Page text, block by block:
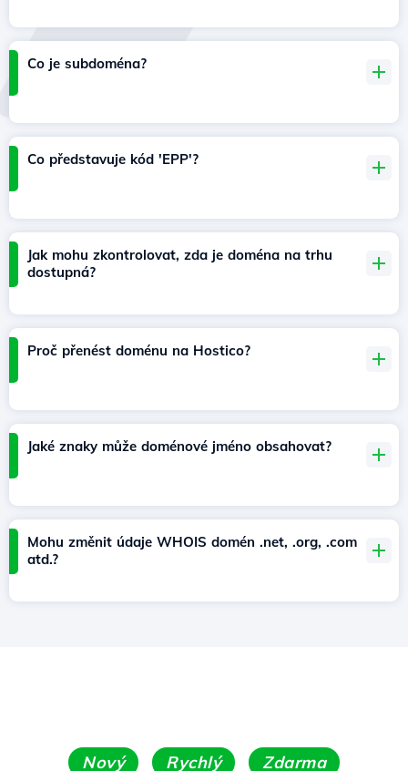
Co je subdoména?
Co představuje kód 'EPP'?
Jak mohu zkontrolovat, zda je doména na trhu
dostupná?
Proč přenést doménu na Hostico?
Jaké znaky může doménové jméno obsahovat?
Mohu změnit údaje WHOIS domén .net, .org, .com
atd.?
Nový Rychlý Zdarma